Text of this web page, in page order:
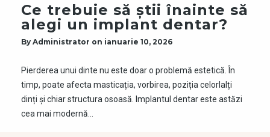
Ce trebuie să știi înainte să
alegi un implant dentar?
By Administrator on ianuarie 10, 2026
Pierderea unui dinte nu este doar o problemă estetică. În
timp, poate afecta masticația, vorbirea, poziția celorlalți
dinți și chiar structura osoasă. Implantul dentar este astăzi
cea mai modernă…